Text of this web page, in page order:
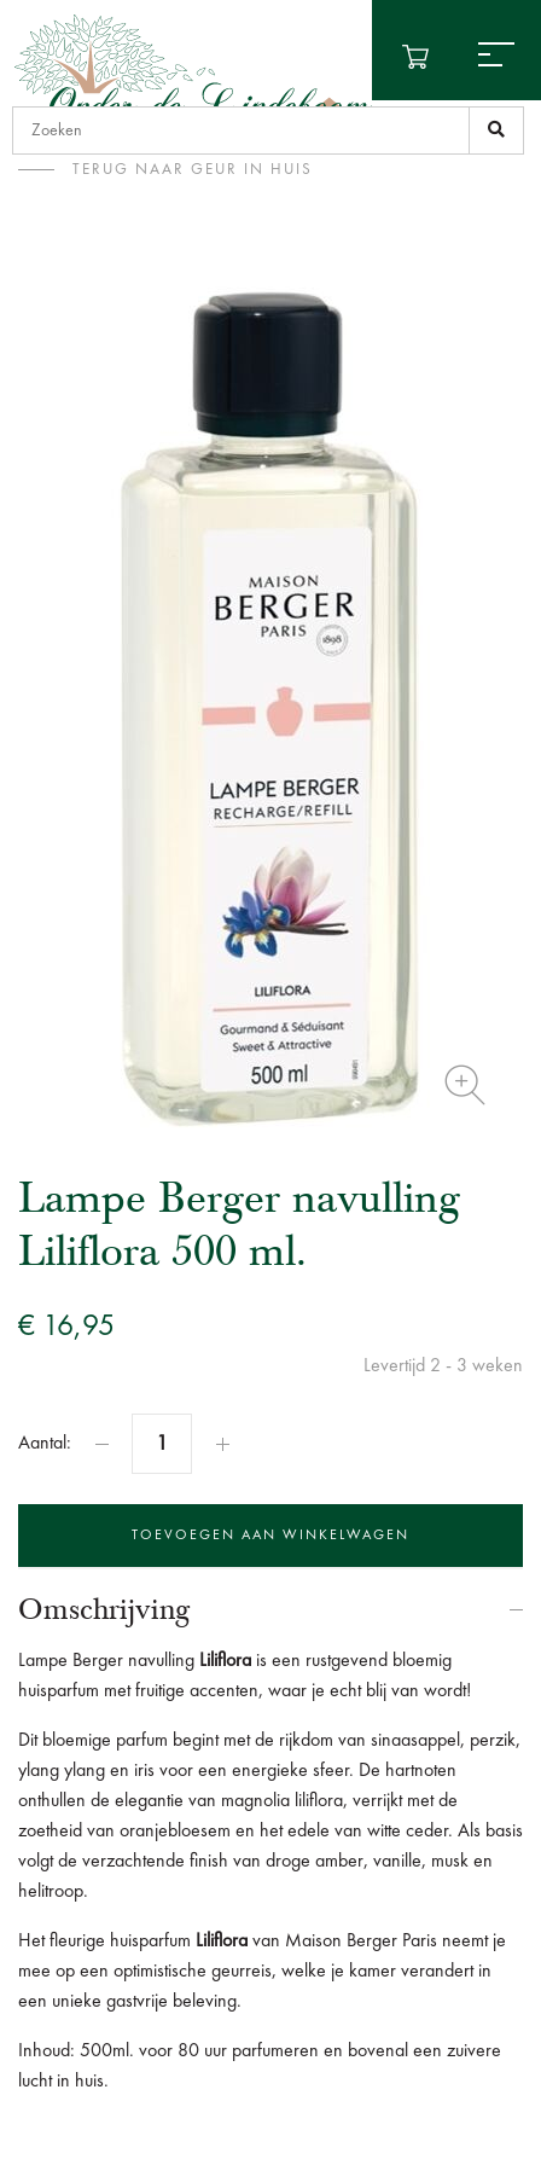
TERUG NAAR GEUR IN HUIS
Lampe Berger navulling
Liliflora 500 ml.
€ 16,95
Levertijd 2 - 3 weken
Aantal:
Omschrijving
Lampe Berger navulling Liliflora is een rustgevend bloemig
huisparfum met fruitige accenten, waar je echt blij van wordt!
Ditbloemige parfum begint met de rijkdom van sinaasappel, perzik,
ylang ylang en iris voor een energieke sfeer. De hartnoten
onthullen de elegantie van magnolia liliflora, verrijkt met de
zoetheid van oranjebloesem en het edele van witte ceder. Als basis
volgt de verzachtende finish van droge amber, vanille, musk en
helitroop.
Het fleurige huisparfum Liliflora van Maison Berger Paris neemt je
mee op een optimistische geurreis, welke je kamer verandert in
een unieke gastvrije beleving.
Inhoud: 500ml. voor 80 uur parfumeren en bovenal een zuivere
lucht in huis.